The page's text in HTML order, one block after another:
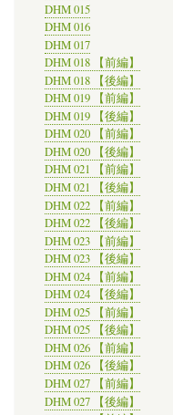
DHM 015
DHM 016
DHM 017
DHM 018 【前編】
DHM 018 【後編】
DHM 019 【前編】
DHM 019 【後編】
DHM 020 【前編】
DHM 020 【後編】
DHM 021 【前編】
DHM 021 【後編】
DHM 022 【前編】
DHM 022 【後編】
DHM 023 【前編】
DHM 023 【後編】
DHM 024 【前編】
DHM 024 【後編】
DHM 025 【前編】
DHM 025 【後編】
DHM 026 【前編】
DHM 026 【後編】
DHM 027 【前編】
DHM 027 【後編】